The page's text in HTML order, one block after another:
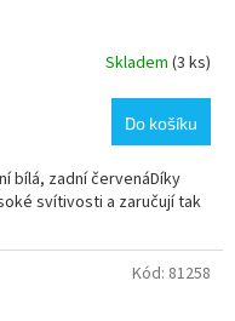
Skladem (3 ks)
Do košíku
bílá, zadní červenáDíky
svítivosti a zaručují tak
Kód: 81258